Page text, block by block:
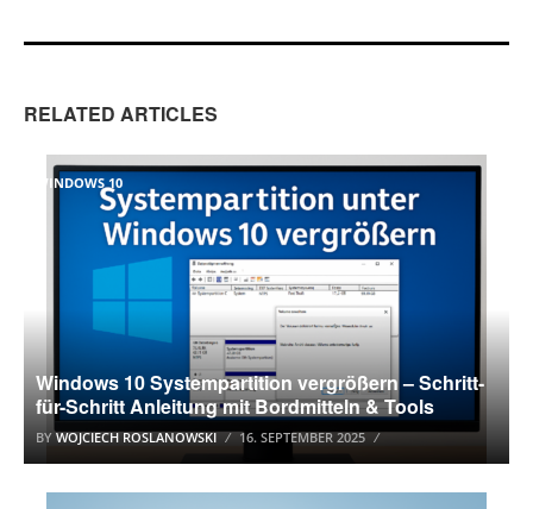
RELATED ARTICLES
WINDOWS 10
Windows 10 Systempartition vergrößern – Schritt-
für-Schritt Anleitung mit Bordmitteln & Tools
BYWOJCIECH ROSLANOWSKI 16. SEPTEMBER 2025